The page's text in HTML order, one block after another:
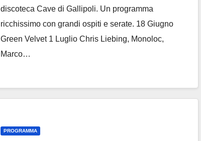
discoteca Cave di Gallipoli. Un programma
ricchissimo con grandi ospiti e serate. 18 Giugno
Green Velvet 1 Luglio Chris Liebing, Monoloc,
Marco…
PROGRAMMA